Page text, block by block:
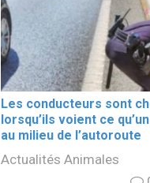
Les conducteurs sont
lorsqu’ils voient ce
au milieu de l’autoroute
Actualités Animales